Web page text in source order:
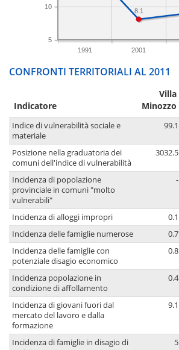
1991 2001
5
10
8.1
CONFRONTI TERRITORIALI AL 2011
Indicatore
Villa
Minozzo
Indice di vulnerabilità sociale e
materiale
99.1
Posizione nella graduatoria dei
comuni dell'indice di vulnerabilità
3032.5
Incidenza di popolazione
provinciale in comuni "molto
vulnerabili"
-
Incidenza di alloggi impropri 0.1
Incidenza delle famiglie numerose
0.7
Incidenza delle famiglie con
potenziale disagio economico
0.8
Incidenza popolazione in
condizione di affollamento
0.4
Incidenza di giovani fuori dal
mercato del lavoro e dalla
formazione
9.1
Incidenza di famiglie in disagio di
5